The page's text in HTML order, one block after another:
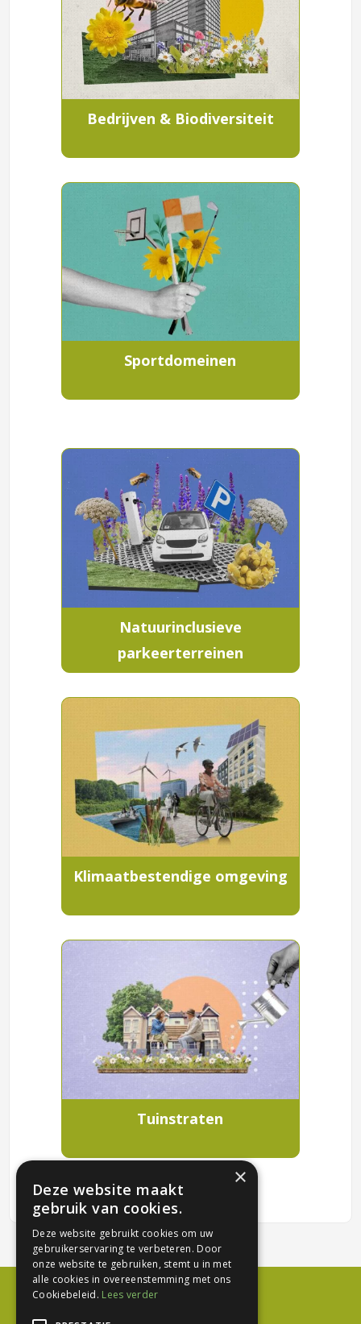
Bedrijven & Biodiversiteit
Sportdomeinen
Natuurinclusieve
parkeerterreinen
Klimaatbestendige omgeving
Tuinstraten
×
Deze website maakt
gebruik van cookies.
Deze website gebruikt cookies om uw
gebruikerservaring te verbeteren. Door
onze website te gebruiken, stemt u in met
alle cookies in overeenstemming met ons
Cookiebeleid. Lees verder